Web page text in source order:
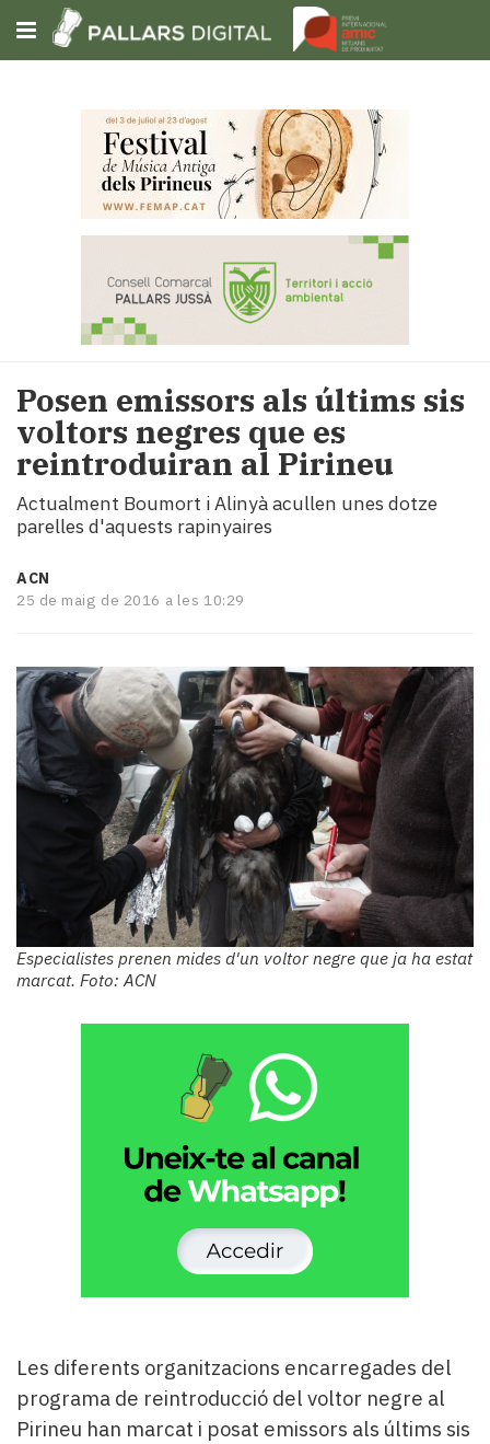
Subscriu-t'hi
Portada
Política
i
municipis
Economia
i
turisme
Esports
Mai
i
mitjans
El
temps
Reportatges
Entrevistes
Enquestes
Dis
teva!
Subscriptors
Posen emissors als últims sis
voltors negres que es
reintroduiran al Pirineu
Actualment Boumort i Alinyà acullen unes dotze
parelles d'aquests rapinyaires
ACN
25 de maig de 2016 a les 10:29
Especialistes prenen mides d'un voltor negre que ja ha estat
marcat. Foto: ACN
Les diferents organitzacions encarregades del
programa de reintroducció del voltor negre al
Pirineu han marcat i posat emissors als últims sis